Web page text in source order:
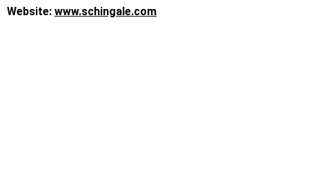
Website: www.schingale.com